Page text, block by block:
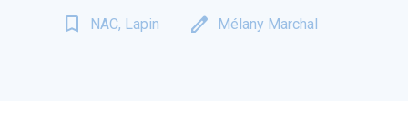
bookmark_border NAC, Lapin edit Mélany Marchal